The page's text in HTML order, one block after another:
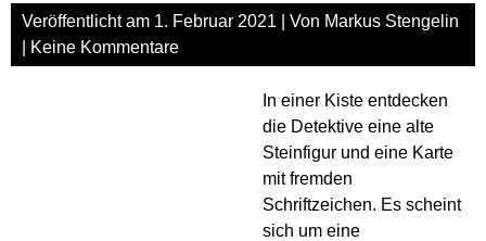
Veröffentlicht am 1. Februar 2021 | Von Markus Stengelin
Keine Kommentare
In einer Kiste entdecken
die Detektive eine alte
Steinfigur und eine Karte
mit fremden
Schriftzeichen. Es scheint
sich um eine